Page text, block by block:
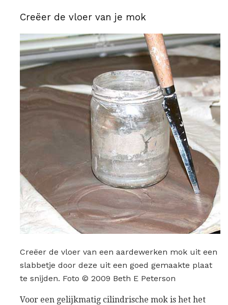
Creëer de vloer van je mok
Creëer de vloer van een aardewerken mok uit een
slabbetje door deze uit een goed gemaakte plaat
te snijden. Foto © 2009 Beth E Peterson
Voor een gelijkmatig cilindrische mok is het het